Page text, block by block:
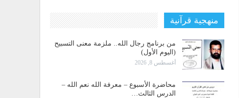
منهجية قرآنية
من برنامج رجال الله.. ملزمة معنى التسبيح
(اليوم الأول)
أغسطس 8, 2026
محاضرة الأسبوع – معرفة الله نعم الله –
الدرس الثالث…